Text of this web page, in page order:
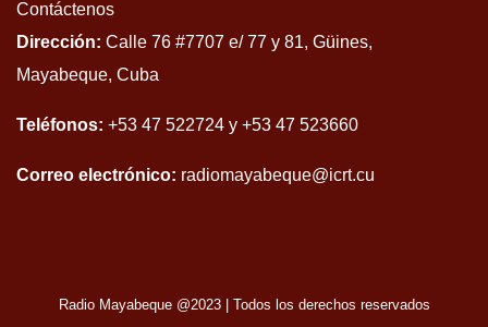
Contáctenos
Dirección: Calle 76 #7707 e/ 77 y 81, Güines,
Mayabeque, Cuba
Teléfonos: +53 47 522724 y +53 47 523660
Correo electrónico: radiomayabeque@icrt.cu
Radio Mayabeque @2023 | Todos los derechos reservados